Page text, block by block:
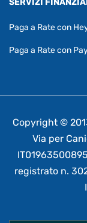
SERVIZI
Paga a Rate con
Paga a Rate con
Copyright ©
Via per
registrato n.